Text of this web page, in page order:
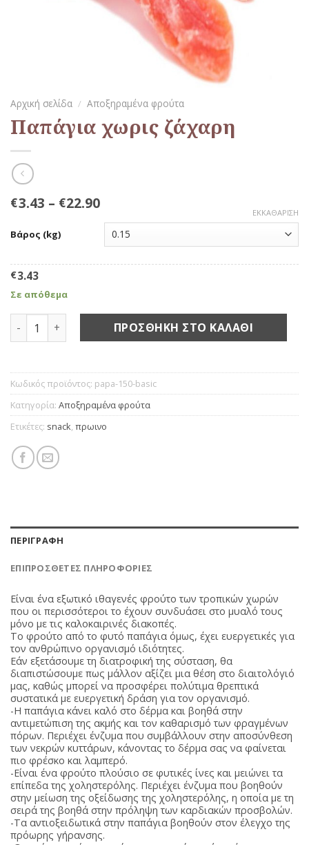
Αρχική σελίδα / Αποξηραμένα φρούτα
Παπάγια χωρις ζάχαρη
€3.43 – €22.90
Βάρος (kg)
ΕΚΚΑΘΆΡΙΣΗ
€3.43
Σε απόθεμα
Παπάγια χωρις ζάχαρη ποσότητα
ΠΡΟΣΘΉΚΗ ΣΤΟ ΚΑΛΆΘΙ
Κωδικός προϊόντος: papa-150-basic
Κατηγορία: Αποξηραμένα φρούτα
Ετικέτες: snack, πρωινο
ΠΕΡΙΓΡΑΦΉ
ΕΠΙΠΡΌΣΘΕΤΕΣ ΠΛΗΡΟΦΟΡΊΕΣ
Είναι ένα εξωτικό ιθαγενές φρούτο των τροπικών χωρών
που οι περισσότεροι το έχουν συνδυάσει στο μυαλό τους
μόνο με τις καλοκαιρινές διακοπές.
Το φρούτο από το φυτό παπάγια όμως, έχει ευεργετικές για
τον ανθρώπινο οργανισμό ιδιότητες.
Εάν εξετάσουμε τη διατροφική της σύσταση, θα
διαπιστώσουμε πως μάλλον αξίζει μια θέση στο διαιτολόγιό
μας, καθώς μπορεί να προσφέρει πολύτιμα θρεπτικά
συστατικά με ευεργετική δράση για τον οργανισμό.
-Η παπάγια κάνει καλό στο δέρμα και βοηθά στην
αντιμετώπιση της ακμής και τον καθαρισμό των φραγμένων
πόρων. Περιέχει ένζυμα που συμβάλλουν στην αποσύνθεση
των νεκρών κυττάρων, κάνοντας το δέρμα σας να φαίνεται
πιο φρέσκο και λαμπερό.
-Είναι ένα φρούτο πλούσιο σε φυτικές ίνες και μειώνει τα
επίπεδα της χοληστερόλης. Περιέχει ένζυμα που βοηθούν
στην μείωση της οξείδωσης της χοληστερόλης, η οποία με τη
σειρά της βοηθά στην πρόληψη των καρδιακών προσβολών.
-Τα αντιοξειδωτικά στην παπάγια βοηθούν στον έλεγχο της
πρόωρης γήρανσης.